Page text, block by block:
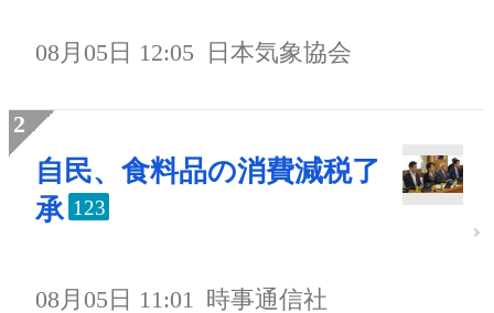
08月05日 12:05 日本気象協会
自民、食料品の消費減税了
承 123
08月05日 11:01 時事通信社